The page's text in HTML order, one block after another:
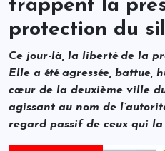
frappent la
protection du
Ce jour-là, la liberté de la
Elle a été agressée, battue,
cœur de la deuxième ville
agissant au nom de
regard passif de ceux qui